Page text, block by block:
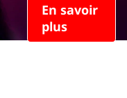
En savoir
plus